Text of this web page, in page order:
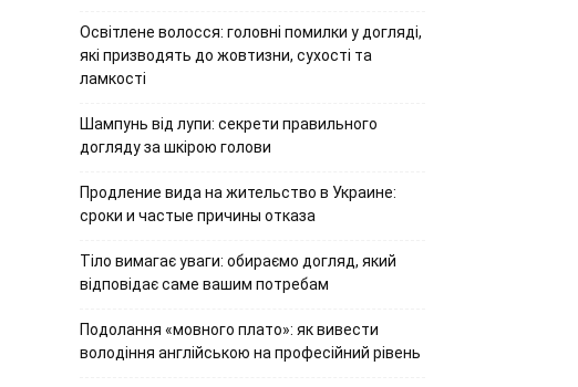
Освітлене волосся: головні помилки у догляді,
які призводять до жовтизни, сухості та
ламкості
Шампунь від лупи: секрети правильного
догляду за шкірою голови
Продление вида на жительство в Украине:
сроки и частые причины отказа
Тіло вимагає уваги: обираємо догляд, який
відповідає саме вашим потребам
Подолання «мовного плато»: як вивести
володіння англійською на професійний рівень